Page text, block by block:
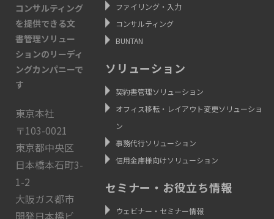
コンサルティング
を提供できる文
書管理ソリュー
ションのリーディ
ングカンパニーで
す
東京本社
〒103-0021
東京都中央区
日本橋本石町3-
1-2
大阪ガス都市
ファイリング・入力
コンサルティング
BUNTAN
ソリューション
契約書管理ソリューション
オフィス移転・レイアウト変更ソリューショ
ン
事務代行ソリューション
信用金庫様向けソリューション
セミナー・お役立ち情報
ウェビナー・セミナー情報